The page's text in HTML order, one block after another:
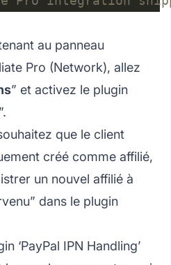
au panneau
Pro (Network), allez
” et activez le plugin
”.
que le client
créé comme affilié,
un nouvel affilié à
dans le plugin
‘PayPal IPN Handling’